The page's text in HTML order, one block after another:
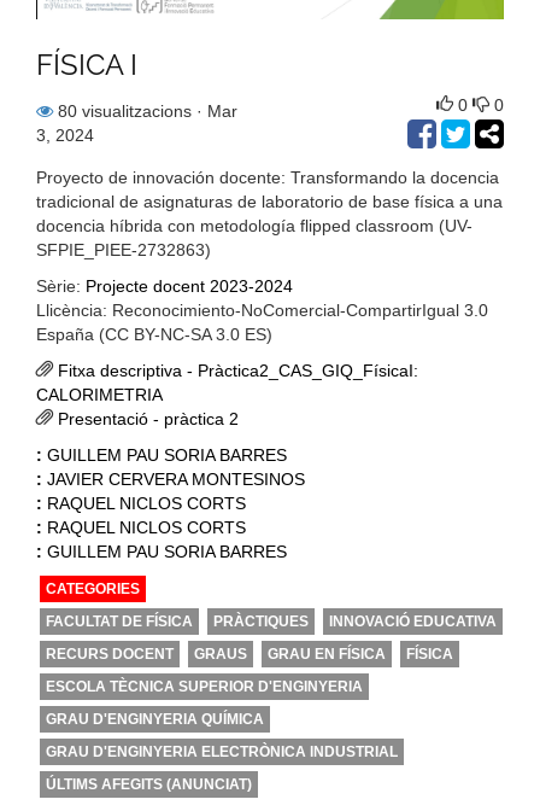
FÍSICA I
80 visualitzacions · Mar
3, 2024
0 0
Proyecto de innovación docente: Transformando la docencia
tradicional de asignaturas de laboratorio de base física a una
docencia híbrida con metodología flipped classroom (UV-
SFPIE_PIEE-2732863)
Sèrie: Projecte docent 2023-2024
Llicència: Reconocimiento-NoComercial-CompartirIgual 3.0
España (CC BY-NC-SA 3.0 ES)
Fitxa descriptiva - Pràctica2_CAS_GIQ_FísicaI:
CALORIMETRIA
Presentació - pràctica 2
: GUILLEM PAU SORIA BARRES
: JAVIER CERVERA MONTESINOS
: RAQUEL NICLOS CORTS
: RAQUEL NICLOS CORTS
: GUILLEM PAU SORIA BARRES
CATEGORIES
FACULTAT DE FÍSICA
PRÀCTIQUES
INNOVACIÓ EDUCATIVA
RECURS DOCENT
GRAUS GRAU EN FÍSICA
FÍSICA
ESCOLA TÈCNICA SUPERIOR D'ENGINYERIA
GRAU D'ENGINYERIA QUÍMICA
GRAU D'ENGINYERIA ELECTRÒNICA INDUSTRIAL
ÚLTIMS AFEGITS (ANUNCIAT)